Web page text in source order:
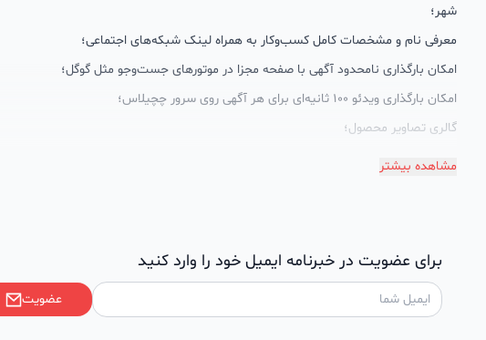
شهر؛
معرفی نام و مشخصات کامل کسب‌وکار به همراه لینک شبکه‌های اجتماعی؛
امکان بارگذاری نامحدود آگهی با صفحه مجزا در موتورهای جست‌وجو مثل گوگل؛
امکان بارگذاری ویدئو 100 ثانیه‌ای برای هر آگهی روی سرور چچیلاس؛
گالری تصاویر محصول؛
امکان دسته‌بندی آگهی‌ها
چچیلاس با کلمات کلیدی بسیار خوبی رتبه دریافت کرده و بازخورد‌های بسیار خوبی گرفته‌اند.
طی تماس‌های دوره‌ای پشتیبان‌ها (هر 45 روز تا 60 روز یک‌بار)، صاحبین کسب‌وکارها با
مشاهده بیشتر
برای عضویت در خبرنامه ایمیل خود را وارد کنید
عضویت